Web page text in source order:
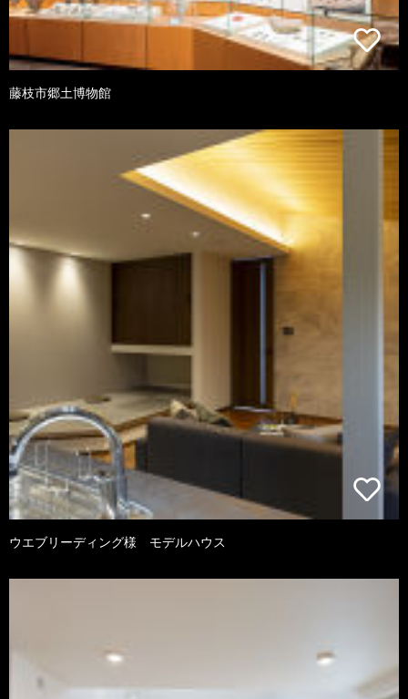
藤枝市郷土博物館
ウエブリーディング様 モデルハウス